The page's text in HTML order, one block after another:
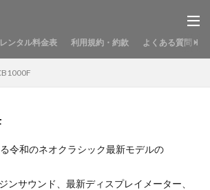
レンタル料金表 利用規約・約款 よくある質問
令和のネオクラシック最新モデルの
ンサウンド、最新ディスプレイメーター、